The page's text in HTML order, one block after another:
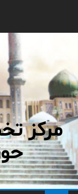
مرکز